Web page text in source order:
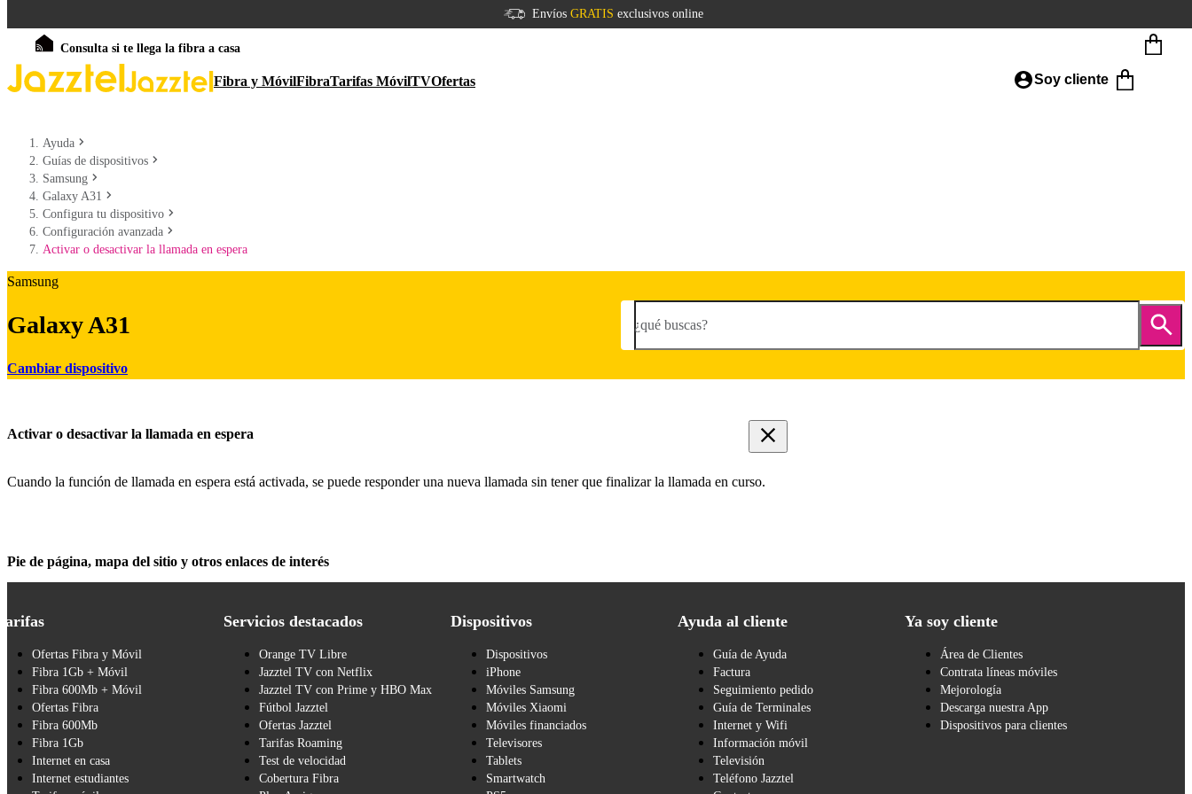
Envíos GRATIS exclusivos online
Consulta si te llega la fibra a casa
Fibra y MóvilFibraTarifas MóvilTVOfertas Soy cliente
Ayuda
Guías de dispositivos
Samsung
Galaxy A31
Configura tu dispositivo
Configuración avanzada
Activar o desactivar la llamada en espera
Samsung
Galaxy A31
Cambiar dispositivo
¿qué buscas?
Activar o desactivar la llamada en espera
Cuando la función de llamada en espera está activada, se puede responder una nueva llamada sin tener que finalizar la llamada en curso.
Pie de página, mapa del sitio y otros enlaces de interés
Ofertas Fibra y Móvil
Fibra 1Gb + Móvil
Fibra 600Mb + Móvil
Ofertas Fibra
Fibra 600Mb
Fibra 1Gb
Internet en casa
Internet estudiantes
Servicios destacados
Orange TV Libre
Jazztel TV con Netflix
Jazztel TV con Prime y HBO Max
Fútbol Jazztel
Ofertas Jazztel
Tarifas Roaming
Test de velocidad
Cobertura Fibra
Dispositivos
Dispositivos
iPhone
Móviles Samsung
Móviles Xiaomi
Móviles financiados
Televisores
Tablets
Smartwatch
Ayuda al cliente
Guía de Ayuda
Factura
Seguimiento pedido
Guía de Terminales
Internet y Wifi
Información móvil
Televisión
Teléfono Jazztel
Ya soy cliente
Área de Clientes
Contrata líneas móviles
Mejorología
Descarga nuestra App
Dispositivos para clientes